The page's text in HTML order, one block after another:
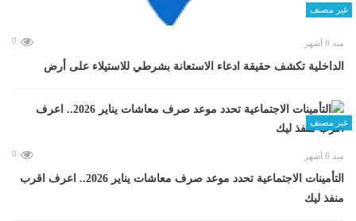
غير مصنف
منذ 8 أشهر 0
الداخلية تكشف حقيقة ادعاء الاستعانة بشرطي للاستيلاء على أرض
غير مصنف
منذ 8 أشهر 0
التأمينات الاجتماعية تحدد موعد صرف معاشات يناير 2026.. اعرف اقرب
منفذ ليك